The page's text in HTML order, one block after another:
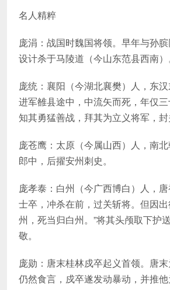
名人精粹
庞涓：战国时魏国将领。早年与孙
设计杀于马陵道（今山东范县西南）
庞统：襄阳（今湖北襄樊）人，东
进军雒县途中，中流矢而死，年仅
知其勇猛善战，拜其为立义将军，
庞苍鹰：太原（今属山西）人，南
郎中，后擢安州刺史。
庞孝泰：白州（今广西博白）人，
士卒，冲杀在前，过关斩将。但因
州，死当归白州。”将其头颅取下护
敬。
庞勋：唐末桂林戍卒起义首领。唐
仍然食言，戍卒遂发动暴动，并推